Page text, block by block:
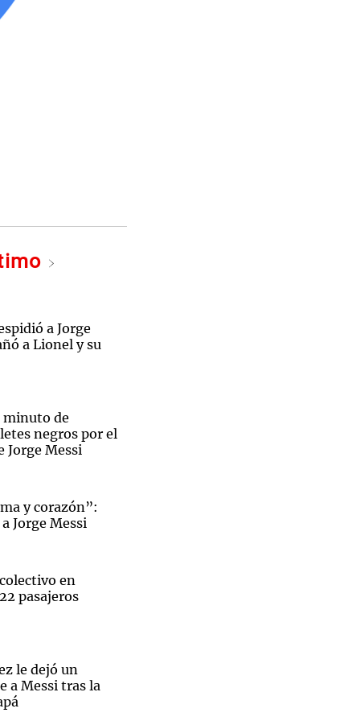
a Jorge
a Lionel y su
minuto de
negros por el
Jorge Messi
y corazón”:
Jorge Messi
en
pasajeros
le dejó un
a Messi tras la